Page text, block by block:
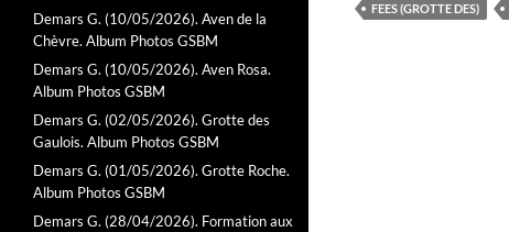
FEES (GROTTE DES)
Demars G. (10/05/2026). Aven de la
Chèvre. Album Photos GSBM
Demars G. (10/05/2026). Aven Rosa.
Album Photos GSBM
Demars G. (02/05/2026). Grotte des
Gaulois. Album Photos GSBM
Demars G. (01/05/2026). Grotte Roche.
Album Photos GSBM
Demars G. (28/04/2026). Formation aux